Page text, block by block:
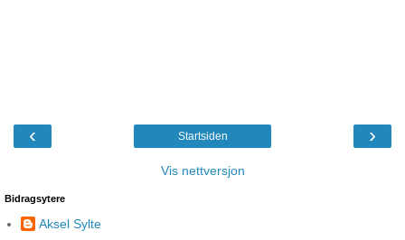
‹ ›
Startsiden
Vis nettversjon
Bidragsytere
Aksel Sylte